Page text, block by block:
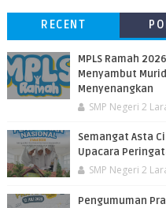
RECENT
MPLS Ramah
Menyambut
Menyenangkan
SMP Negeri 2
Semangat Asta
Upacara
SMP Negeri 2
Pengumuman